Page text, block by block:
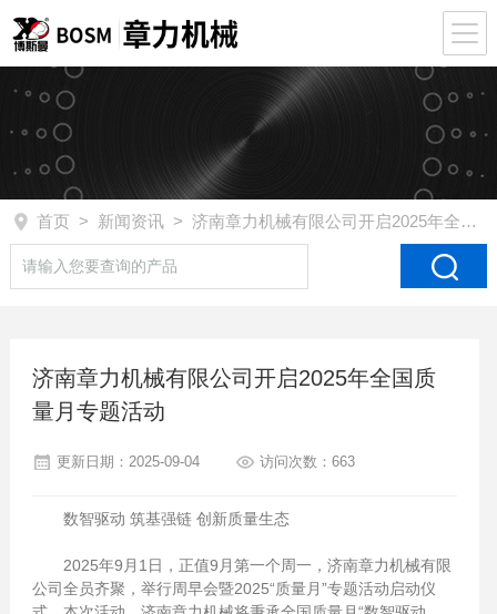
首页 > 新闻资讯> 济南章力机械有限公司开启2025年全国质量月专题活动
济南章力机械有限公司开启2025年全国质
量月专题活动
更新日期：2025-09-04 访问次数：663
数智驱动 筑基强链 创新质量生态
2025年9月1日，正值9月第一个周一，济南章力机械有限
公司全员齐聚，举行周早会暨2025“质量月”专题活动启动仪